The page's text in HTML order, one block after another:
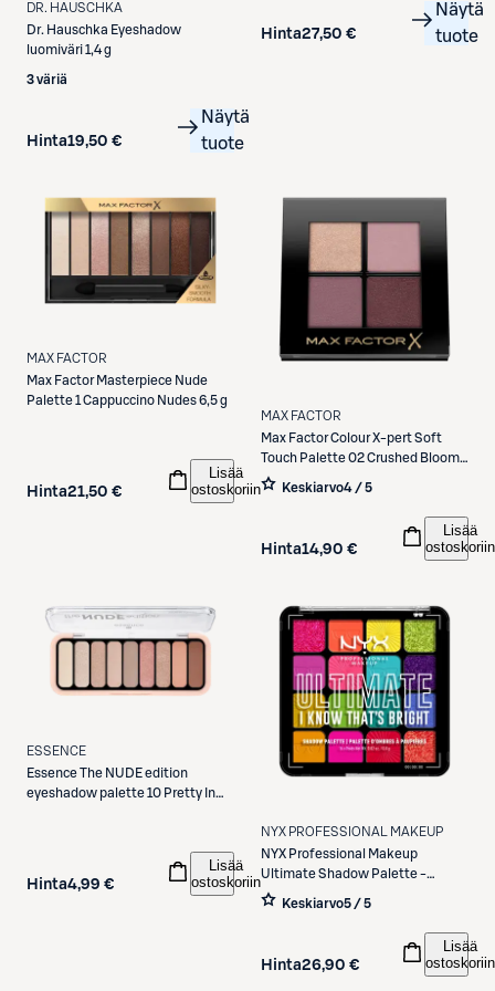
DR. HAUSCHKA
Dr. Hauschka Eyeshadow
luomiväri 1,4 g
3 väriä
Hinta19,50 €
Näytä
tuote
Hinta27,50 €
Näytä
tuote
MAX FACTOR
Max Factor Masterpiece Nude
Palette 1 Cappuccino Nudes 6,5 g
Hinta21,50 €
Lisää
ostoskoriin
MAX FACTOR
Max FactorColour X-pert Soft
Touch Palette 02 Crushed Bloom
4,3 g luomiväripaletti
Keskiarvo4 / 5
Hinta14,90 €
Lisää
ostoskoriin
ESSENCE
EssenceThe NUDE edition
eyeshadow palette 10 Pretty In
Hinta4,99 €
Lisää
ostoskoriin
NYX PROFESSIONAL MAKEUP
NYX Professional Makeup
Ultimate Shadow Palette -
luomiväripaletti 04W I Know
That's Bright 13,28 g
Keskiarvo5 / 5
Hinta26,90 €
Lisää
ostoskoriin